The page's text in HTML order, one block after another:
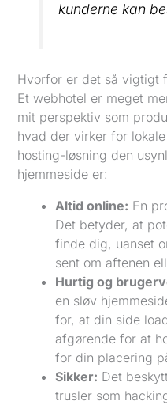
kunderne kan
Hvorfor er det så vigtigt
Et webhotel er meget
mit perspektiv som
hvad der virker for
hosting-løsning den
hjemmeside er:
Altid online: En
Det betyder, at
finde dig, uanset
sent om aftenen
Hurtig og
en sløv
for, at din side
afgørende for at
for din placering
Sikker: Det
trusler som